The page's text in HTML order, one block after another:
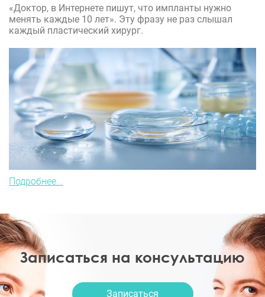
«Доктор, в Интернете пишут, что импланты нужно
менять каждые 10 лет». Эту фразу не раз слышал
каждый пластический хирург.
Подробнее...
Записаться на консультацию
Записаться